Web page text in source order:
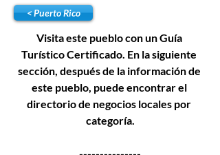
< Puerto Rico
Visita este pueblo con un Guía
Turístico Certificado. En la siguiente
sección, después de la información de
este pueblo, puede encontrar el
directorio de negocios locales por
categoría.